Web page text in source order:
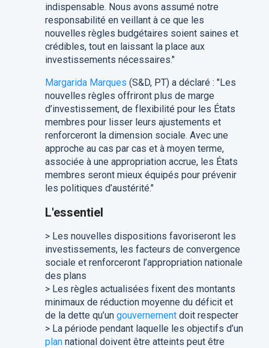
indispensable. Nous avons assumé notre
responsabilité en veillant à ce que les
nouvelles règles budgétaires soient saines et
crédibles, tout en laissant la place aux
investissements nécessaires."
Margarida Marques (S&D, PT) a déclaré : "Les
nouvelles règles offriront plus de marge
d’investissement, de flexibilité pour les États
membres pour lisser leurs ajustements et
renforceront la dimension sociale. Avec une
approche au cas par cas et à moyen terme,
associée à une appropriation accrue, les États
membres seront mieux équipés pour prévenir
les politiques d’austérité."
L'essentiel
> Les nouvelles dispositions favoriseront les
investissements, les facteurs de convergence
sociale et renforceront l’appropriation nationale
des plans
> Les règles actualisées fixent des montants
minimaux de réduction moyenne du déficit et
de la dette qu’un gouvernementdoit respecter
> La période pendant laquelle les objectifs d’un
plannational doivent être atteints peut être